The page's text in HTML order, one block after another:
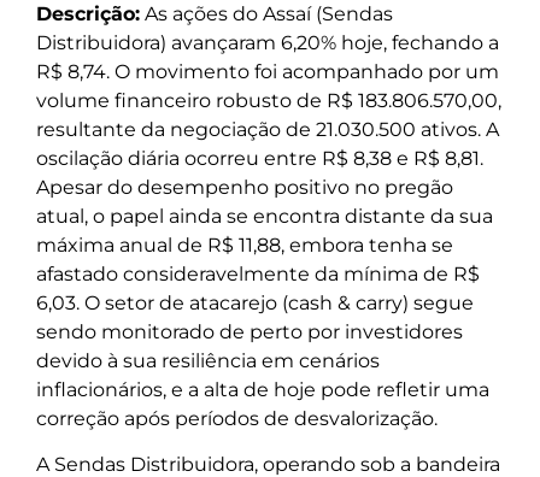
Descrição: As ações do Assaí (Sendas
Distribuidora) avançaram 6,20% hoje, fechando a
R$ 8,74. O movimento foi acompanhado por um
volume financeiro robusto de R$ 183.806.570,00,
resultante da negociação de 21.030.500 ativos. A
oscilação diária ocorreu entre R$ 8,38 e R$ 8,81.
Apesar do desempenho positivo no pregão
atual, o papel ainda se encontra distante da sua
máxima anual de R$ 11,88, embora tenha se
afastado consideravelmente da mínima de R$
6,03. O setor de atacarejo (cash & carry) segue
sendo monitorado de perto por investidores
devido à sua resiliência em cenários
inflacionários, e a alta de hoje pode refletir uma
correção após períodos de desvalorização.
A Sendas Distribuidora, operando sob a bandeira